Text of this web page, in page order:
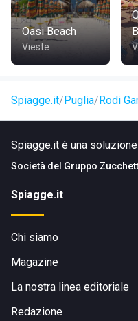
Oasi Beach
Vieste
Spiagge.it Puglia Rodi
Spiagge.it è una
Società del Gruppo
Spiagge.it
Chi siamo
Magazine
La nostra linea editoriale
Redazione